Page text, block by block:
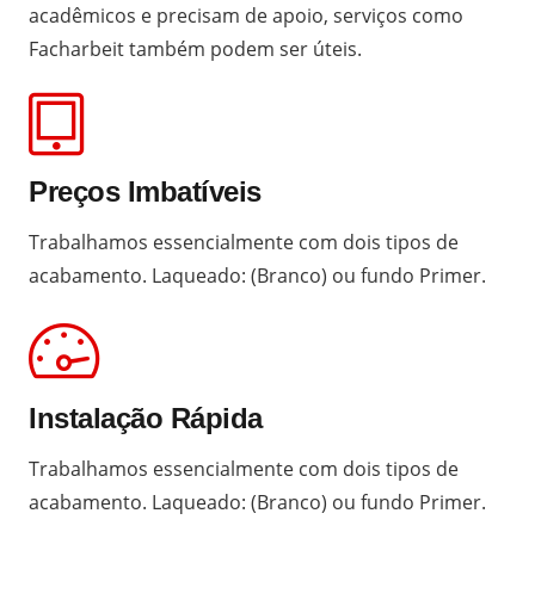
acadêmicos e precisam de apoio, serviços como
Facharbeittambém podem ser úteis.
Preços Imbatíveis
Trabalhamos essencialmente com dois tipos de
acabamento. Laqueado: (Branco) ou fundo Primer.
Instalação Rápida
Trabalhamos essencialmente com dois tipos de
acabamento. Laqueado: (Branco) ou fundo Primer.